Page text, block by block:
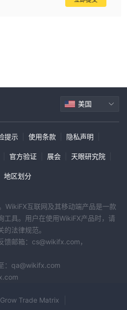
美国
提示 使用条款 隐私声明
官方验证 展会 天眼研究院
地区划分
WikiFX互联网及其移动端产品是一款
工具。用户在使用WikiFX产品时，请
法律规范。
馈邮箱：cs@wikifx.com，
：qa@wikifx.com
Grow Trade Matrix